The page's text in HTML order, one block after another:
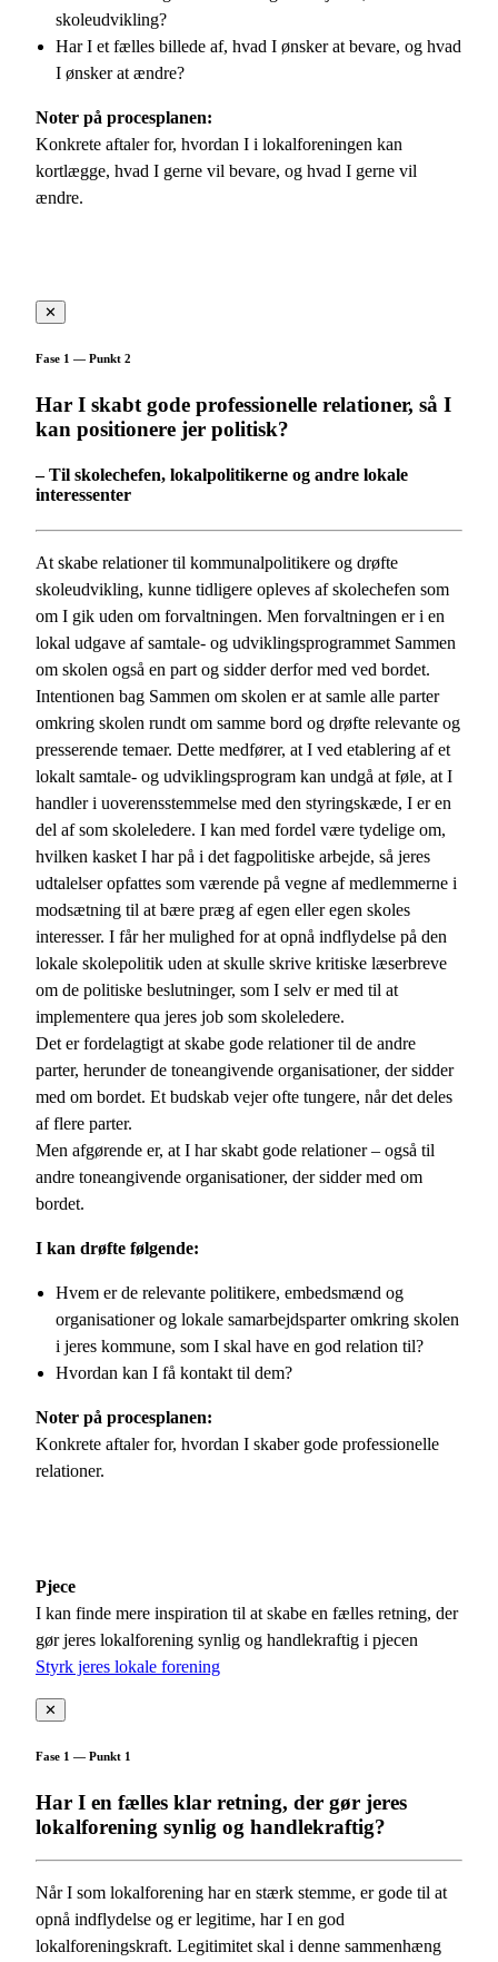
skoleudvikling?
Har I et fælles billede af, hvad I ønsker at bevare, og hvad
I ønsker at ændre?
Noter på procesplanen:
Konkrete aftaler for, hvordan I i lokalforeningen kan
kortlægge, hvad I gerne vil bevare, og hvad I gerne vil
ændre.
✕
Fase 1 — Punkt 2
Har I skabt gode professionelle relationer, så I
kan positionere jer politisk?
– Til skolechefen, lokalpolitikerne og andre lokale
interessenter
At skabe relationer til kommunalpolitikere og drøfte
skoleudvikling, kunne tidligere opleves af skolechefen som
om I gik uden om forvaltningen. Men forvaltningen er i en
lokal udgave af samtale- og udviklingsprogrammet Sammen
om skolen også en part og sidder derfor med ved bordet.
Intentionen bag Sammen om skolen er at samle alle parter
omkring skolen rundt om samme bord og drøfte relevante og
presserende temaer. Dette medfører, at I ved etablering af et
lokalt samtale- og udviklingsprogram kan undgå at føle, at I
handler i uoverensstemmelse med den styringskæde, I er en
del af som skoleledere. I kan med fordel være tydelige om,
hvilken kasket I har på i det fagpolitiske arbejde, så jeres
udtalelser opfattes som værende på vegne af medlemmerne i
modsætning til at bære præg af egen eller egen skoles
interesser. I får her mulighed for at opnå indflydelse på den
lokale skolepolitik uden at skulle skrive kritiske læserbreve
om de politiske beslutninger, som I selv er med til at
implementere qua jeres job som skoleledere.
Det er fordelagtigt at skabe gode relationer til de andre
parter, herunder de toneangivende organisationer, der sidder
med om bordet. Et budskab vejer ofte tungere, når det deles
af flere parter.
Men afgørende er, at I har skabt gode relationer – også til
andre toneangivende organisationer, der sidder med om
bordet.
I kan drøfte følgende:
Hvem er de relevante politikere, embedsmænd og
organisationer og lokale samarbejdsparter omkring skolen
i jeres kommune, som I skal have en god relation til?
Hvordan kan I få kontakt til dem?
Noter på procesplanen:
Konkrete aftaler for, hvordan I skaber gode professionelle
relationer.
Pjece
I kan finde mere inspiration til at skabe en fælles retning, der
gør jeres lokalforening synlig og handlekraftig i pjecen
Styrk jeres lokale forening
✕
Fase 1 — Punkt 1
Har I en fælles klar retning, der gør jeres
lokalforening synlig og handlekraftig?
Når I som lokalforening har en stærk stemme, er gode til at
opnå indflydelse og er legitime, har I en god
lokalforeningskraft. Legitimitet skal i denne sammenhæng